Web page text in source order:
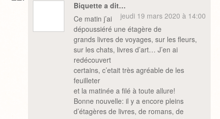
Biquette a dit…
jeudi 19 mars 2020 à 14:00
Ce matin j’ai
dépoussiéré une étagère de
grands livres de voyages, sur les fleurs,
sur les chats, livres d’art… J’en ai
redécouvert
certains, c’etait très agréable de les
feuilleter
et la matinée a filé à toute allure!
Bonne nouvelle: il y a encore pleins
d’étagères de livres, de romans, de